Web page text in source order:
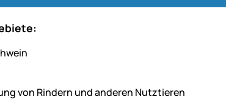
von Rindern und anderen Nutztieren